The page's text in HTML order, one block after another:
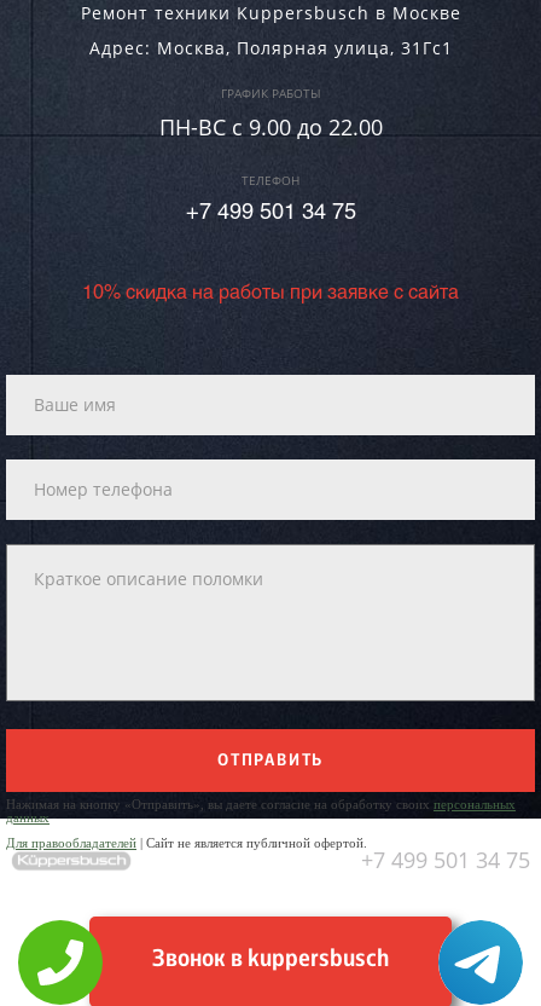
Ремонт техники Kuppersbusch в Москве
Адрес: Москва, Полярная улица, 31Гс1
ГРАФИК РАБОТЫ
ПН-ВC c 9.00 до 22.00
ТЕЛЕФОН
+7 499 501 34 75
10% скидка на работы при заявке с сайта
ОТПРАВИТЬ
Нажимая на кнопку «Отправить», вы даете согласие на обработку своих персональных
данных
Для правообладателей | Сайт не является публичной офертой.
+7 499 501 34 75
Звонок в kuppersbusch